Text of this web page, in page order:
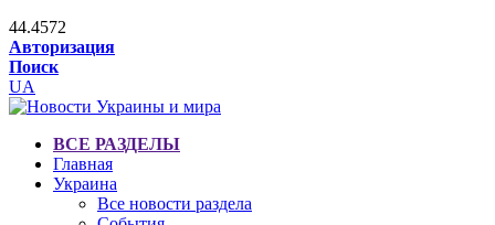
44.4572
Авторизация
Поиск
UA
ВСЕ РАЗДЕЛЫ
Главная
Украина
Все новости раздела